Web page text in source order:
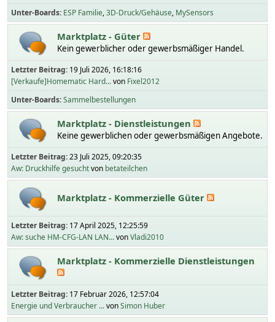
Unter-Boards ESP Familie 3D-Druck/Gehäuse MySensors
Marktplatz - Güter
Kein gewerblicher oder gewerbsmäßiger Handel.
Letzter Beitrag: 19 Juli 2026, 16:18:16
[Verkaufe]Homematic Hard...von Fixel2012
Unter-Boards Sammelbestellungen
Marktplatz - Dienstleistungen
Keine gewerblichen oder gewerbsmäßigen Angebote.
Letzter Beitrag:23 Juli 2025, 09:20:35
Aw: Druckhilfe gesuchtvon betateilchen
Marktplatz - Kommerzielle Güter
Letzter Beitrag: 17 April 2025, 12:25:59
Aw: suche HM-CFG-LAN LAN...vonVladi2010
Marktplatz - Kommerzielle Dienstleistungen
Letzter Beitrag: 17 Februar 2026, 12:57:04
Energie und Verbraucher ...vonSimon Huber